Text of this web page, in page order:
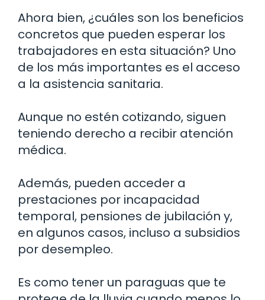
Ahora bien, ¿cuáles son los beneficios
concretos que pueden esperar los
trabajadores en esta situación? Uno
de los más importantes es el acceso
a la asistencia sanitaria.
Aunque no estén cotizando, siguen
teniendo derecho a recibir atención
médica.
Además, pueden acceder a
prestaciones por incapacidad
temporal, pensiones de jubilación y,
en algunos casos, incluso a subsidios
por desempleo.
Es como tener un paraguas que te